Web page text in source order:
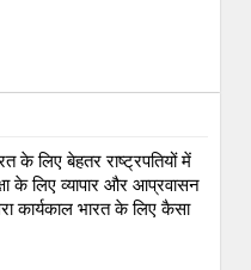
के लिए बेहतर राष्ट्रपतियों में
लिए व्यापार और आप्रवासन
कार्यकाल भारत के लिए कैसा